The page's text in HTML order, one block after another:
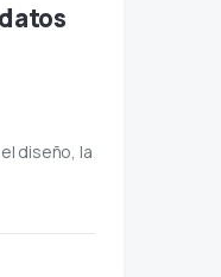
diseño, la